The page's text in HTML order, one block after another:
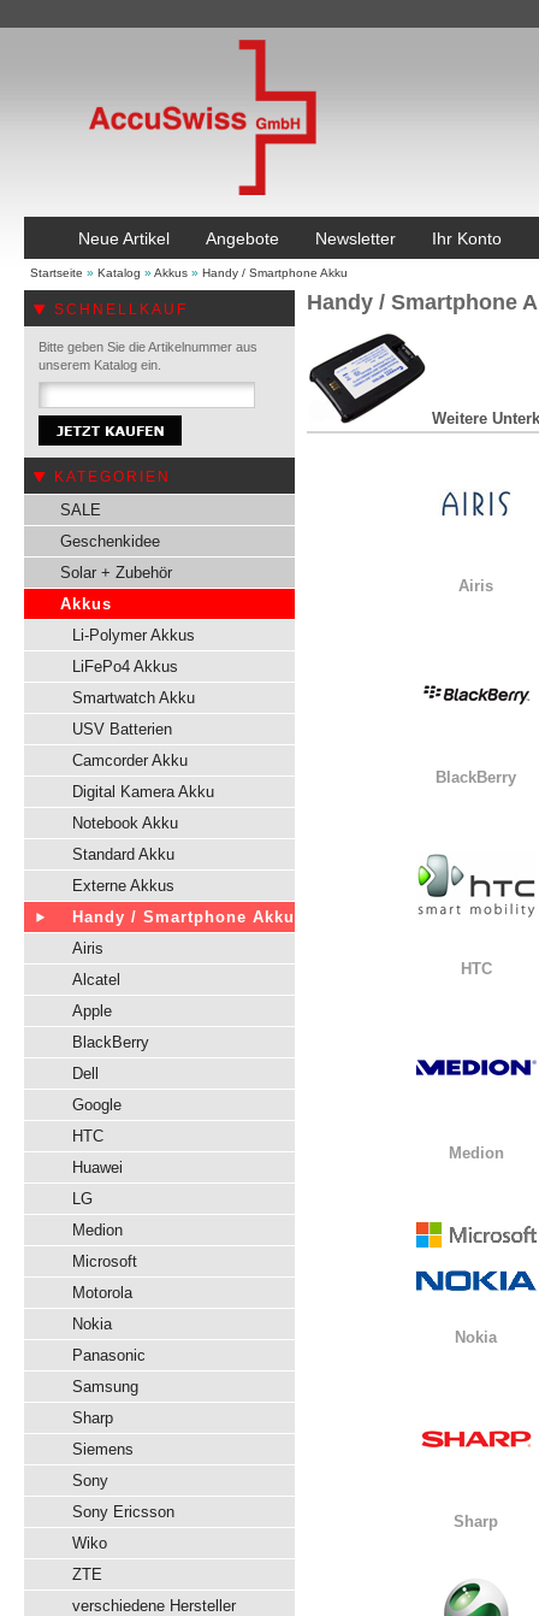
Neue Artikel Angebote Newsletter Ihr Konto
Startseite » Katalog » Akkus » Handy / Smartphone Akku
SCHNELLKAUF
Bitte geben Sie die Artikelnummer aus
unserem Katalog ein.
KATEGORIEN
SALE
Geschenkidee
Solar + Zubehör
Akkus
Li-Polymer Akkus
LiFePo4 Akkus
Smartwatch Akku
USV Batterien
Camcorder Akku
Digital Kamera Akku
Notebook Akku
Standard Akku
Externe Akkus
Handy / Smartphone Akku
Airis
Alcatel
Apple
BlackBerry
Dell
Google
HTC
Huawei
LG
Medion
Microsoft
Motorola
Nokia
Panasonic
Samsung
Sharp
Siemens
Sony
Sony Ericsson
Wiko
ZTE
verschiedene Hersteller
Handy / Smartphone
Weitere
Airis
BlackBerry
HTC
Medion
Nokia
Sharp